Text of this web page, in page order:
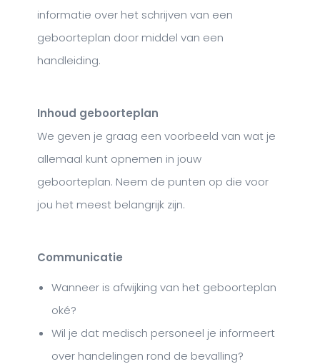
informatie over het schrijven van een
geboorteplan door middel van een
handleiding.
Inhoud geboorteplan
We geven je graag een voorbeeld van wat je
allemaal kunt opnemen in jouw
geboorteplan. Neem de punten op die voor
jou het meest belangrijk zijn.
Communicatie
Wanneer is afwijking van het geboorteplan
oké?
Wil je dat medisch personeel je informeert
over handelingen rond de bevalling?